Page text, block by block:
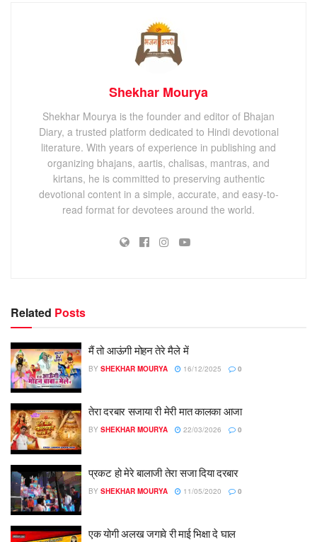
Shekhar Mourya
Shekhar Mourya is the founder and editor of Bhajan
Diary, a trusted platform dedicated to Hindi devotional
literature. With years of experience in publishing and
organizing bhajans, aartis, chalisas, mantras, and
kirtans, he is committed to preserving authentic
devotional content in a simple, accurate, and easy-to-
read format for devotees around the world.
Related Posts
मैं तो आऊंगी मोहन तेरे मैले में
BY SHEKHAR MOURYA 16/12/2025 0
तेरा दरबार सजाया री मेरी मात कालका आजा
BY SHEKHAR MOURYA 22/03/2026 0
प्रकट हो मेरे बालाजी तेरा सजा दिया दरबार
BY SHEKHAR MOURYA 11/05/2020 0
एक योगी अलख जगावे री माई भिक्षा दे घाल